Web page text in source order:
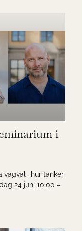
i
vägval -hur tänker
24 juni 10.00 –
de s...